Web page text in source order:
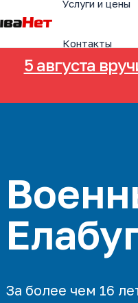
Услуги и цены
Контакты
5 августа
За более чем 16